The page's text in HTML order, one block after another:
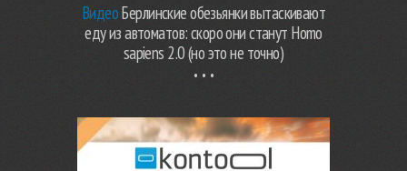
ВидеоБерлинские обезьянки вытаскивают
еду из автоматов: скоро они станут Homo
sapiens 2.0 (но это не точно)